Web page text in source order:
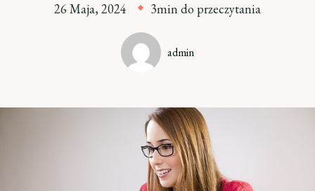
26 Maja, 2024 3min do przeczytania
admin